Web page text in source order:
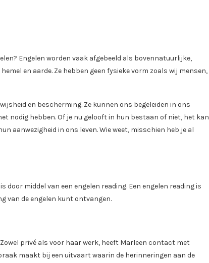
Engelen worden vaak afgebeeld als bovennatuurlijke,
en aarde. Ze hebben geen fysieke vorm zoals wij mensen,
en bescherming. Ze kunnen ons begeleiden in ons
nodig hebben. Of je nu gelooft in hun bestaan of niet, het kan
aanwezigheid in ons leven. Wie weet, misschien heb je al
is door middel van een engelen reading. Een engelen reading is
van de engelen kunt ontvangen.
privé als voor haar werk, heeft Marleen contact met
maakt bij een uitvaart waarin de herinneringen aan de